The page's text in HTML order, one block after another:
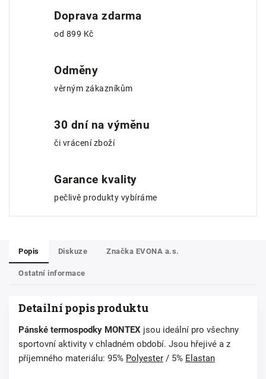
Doprava zdarma
od 899 Kč
Odměny
věrným zákazníkům
30 dní na výměnu
či vrácení zboží
Garance kvality
pečlivě produkty vybíráme
Popis Diskuze Značka EVONA a.s.
Ostatní informace
Detailní popis produktu
Pánské termospodky MONTEX jsou ideální pro všechny
sportovní aktivity v chladném období. Jsou hřejivé a z
příjemného materiálu: 95% Polyester / 5% Elastan